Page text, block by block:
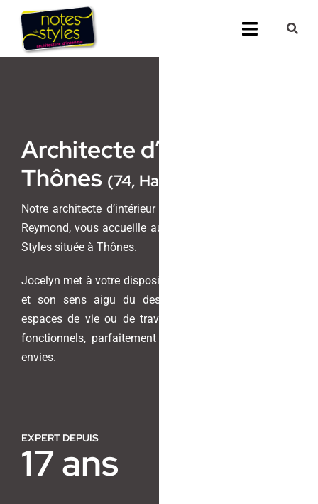
Passer
contenu
Toggle
Architecte d’intérieur
Thônes (74, Haute-Savoie)
Notre architecte d’intérieur et maitre d’oeuvre, Jocelyn
Reymond, vous accueille au sein de l’agence Notes de
Styles située à Thônes.
Jocelyn met à votre disposition son savoir-faire unique
et son sens aigu du design pour transformer vos
espaces de vie ou de travail en lieux harmonieux et
fonctionnels, parfaitement adaptés à vos besoins et
envies.
EXPERT DEPUIS
17 ans